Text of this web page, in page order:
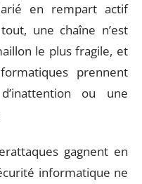
en rempart actif
une chaîne n’est
le plus fragile, et
prennent
ou une
gagnent en
informatique ne